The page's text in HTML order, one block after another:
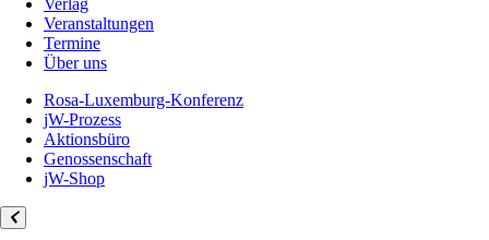
Verlag
Veranstaltungen
Termine
Über uns
Rosa-Luxemburg-Konferenz
jW-Prozess
Aktionsbüro
Genossenschaft
jW-Shop